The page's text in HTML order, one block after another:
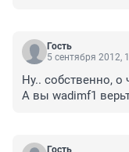
историей,что с
Варвары и есть!
Вы как себе
аварию на дороге
"благодарные
зависимости от
падавшего
Гость
5 сентября 2012,
Ну.. собственно,
А вы wadimf1
Гость